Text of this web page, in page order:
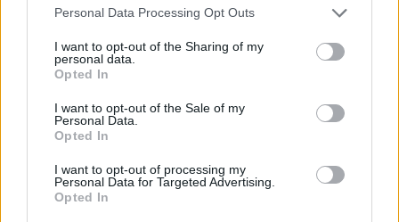
Please note that this website/app uses one or more Google
not limited to your visit or usage behaviour. You may click to
grant or deny consent to Google and its third-party tags to
use your data for below specified purposes in below Google
consent section.
Personal Data Processing Opt Outs
I want to opt-out of the Sharing of my
personal data.
Opted In
I want to opt-out of the Sale of my
Personal Data.
Opted In
I want to opt-out of processing my
Personal Data for Targeted Advertising.
Opted In
Szószerint a szöveg:
túrócszentmártoni kórházban, miután nagyot esett egy
Ohvaléval, és bevérzett az agya”
Jakubot mi magyarok is jól ismerhettük, hiszen 2021-ben a
Northern Talent Cupban számos komoly csatát vívott